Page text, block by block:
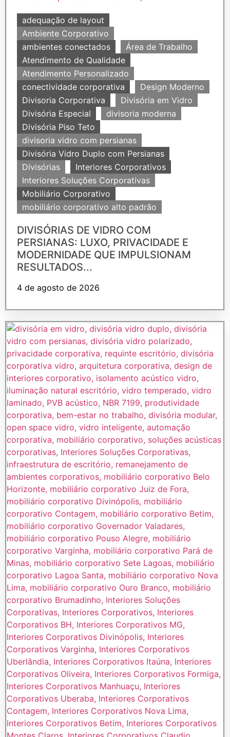
adequação de layout
Ambiente Corporativo
ambientes conectados
Área de Trabalho
Atendimento de Qualidade
Atendimento Personalizado
conectividade corporativa
Design Moderno
Divisoria Corporativa
Divisória em Vidro
Divisória Especial
divisoria moderna
Divisória Piso Teto
divisoria vidro com persianas
Divisória Vidro Duplo com Persianas
Divisórias
Interiores Corporativos
Interiores Soluções Corporativas
Mobiliário Corporativo
mobiliário corporativo alto padrão
DIVISÓRIAS DE VIDRO COM
PERSIANAS: LUXO, PRIVACIDADE E
MODERNIDADE QUE IMPULSIONAM
RESULTADOS...
4 de agosto de 2026